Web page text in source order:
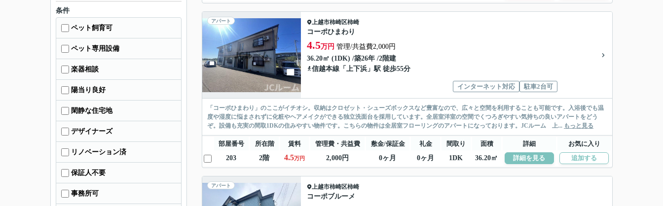
アパート 上越市柿崎区柿崎
コーポひまわり
4.5万円 管理/共益費2,000円
36.20㎡ (1DK) /築26年 /2階建
信越本線 「 上下浜 」駅 徒歩55分
インターネット対応 駐車2台可
「コーポひまわり」のここがイチオシ。収納はクロゼット・シューズボックスなど豊富なので、広々と空間を利用することも可能です。入浴後でも温
度や湿度に悩まされずに化粧やヘアメイクができる独立洗面台を採用しています。全居室洋室の空間でくつろぎやすい気持ちの良いアパートをどう
ぞ。設備も充実の間取1DKの住みやすい物件です。こちらの物件は全居室フローリングのアパートになっております。JCルーム 上... もっと見る
部屋番号 所在階 賃料 管理費・共益費 敷金/保証金 礼金 間取り 面積 詳細
お気に入り
203
2階 4.5万円 2,000円 0ヶ月 0ヶ月 1DK 36.20㎡ 詳細を見る 追加する
アパート 上越市柿崎区柿崎
コーポブルーメ
条件
ペット飼育可
ペット専用設備
楽器相談
陽当り良好
閑静な住宅地
デザイナーズ
リノベーション済
保証人不要
事務所可